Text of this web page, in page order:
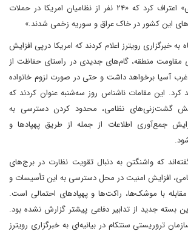
شبکه خبری «ان.بی.سی» اعتراف کرد که «۲۴ نفر از نظامیان امریکا در حملات
این کشور در خاک عراق و سوریه زخمی شدند.»
به خبرگزاری رویترز اعلام کردند که امریکا درپی افزایش
مقاومت منطقه، گام‌های جدیدی در راستای حفاظت از
آسیا برخواهد داشت و حتی در صورت لزوم خانواده
کرد. این مقامات ناشناس روز سه‌شنبه عنوان کردند که
گشت‌زنی‌های نظامی، محدود کردن دسترسی به
جمع‌آوری اطلاعات از جمله از طریق پهپادها و
که واشنگتن به دنبال تقویت نظارت در برج‌های
افزایش امنیت در محل دسترسی به این تأسیسات و
با موشک‌ها، راکت‌ها و پهپادهای احتمالی است.
بسته جدید از تدابیر دفاعی پیشتر گزارش نشده بود.
تروریستی سنتکام در بیانیه‌ای به خبرگزاری رویترز